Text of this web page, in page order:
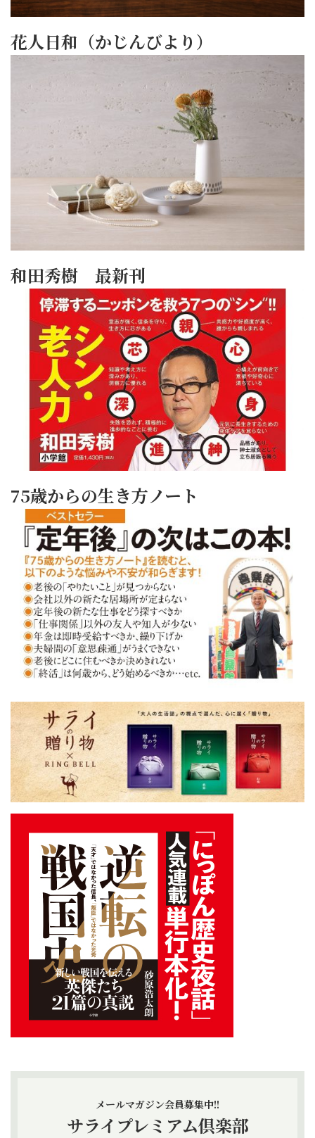
花人日和（かじんびより）
和田秀樹 最新刊
75歳からの生き方ノート
メールマガジン会員募集中!!
サライプレミアム倶楽部